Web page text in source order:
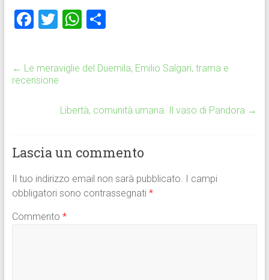
F
b
T
er
W
s
p
C
di
di
← Le meraviglie del Duemila, Emilio Salgari, trama e
recensione
Libertà, comunità umana. Il vaso di Pandora →
Lascia un commento
Il tuo indirizzo email non sarà pubblicato. I campi
obbligatori sono contrassegnati *
Commento *